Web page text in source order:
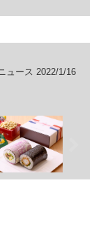
ュース 2022/1/16